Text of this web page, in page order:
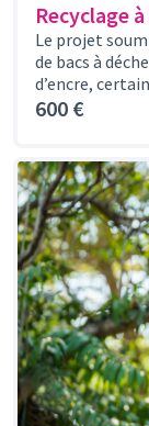
Recyclage
Le projet
de bacs à
d’encre,
600 €